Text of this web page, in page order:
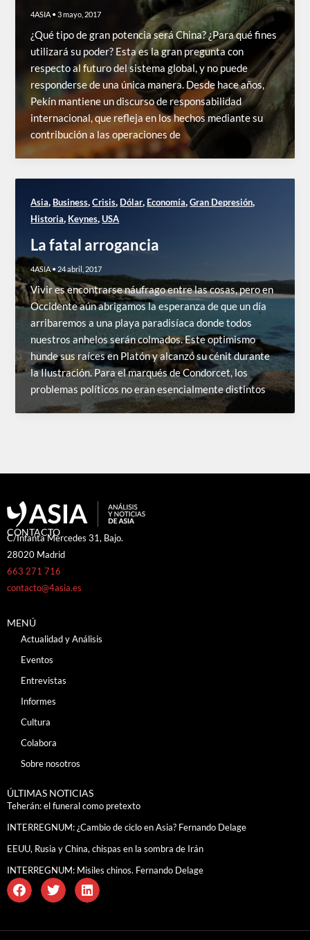
4ASIA •3 mayo, 2017
¿Qué tipo de gran potencia será China? ¿Para qué fines
utilizará su poder? Esta es la gran pregunta con
respecto al futuro del sistema global, y no puede
responderse de una única manera. Desde hace años,
Pekín mantiene un discurso de responsabilidad
internacional, que refleja en los hechos mediante su
contribución a las operaciones de
Asia, Business,Crisis, Dólar, Economía,Gran Depresión,
Historia, Keynes,USA
La fatal arrogancia
4ASIA•24 abril, 2017
Vivir es encontrarse náufrago entre las cosas, pero en
Occidente aún abrigamos la esperanza de que un día
arribaremos a una playa paradisíaca donde todos
nuestros anhelos serán colmados. Este optimismo
hunde sus raíces en Platón y alcanzó su cénit durante
la Ilustración. Para el marqués de Condorcet, los
problemas políticos no eran esencialmente distintos
CONTACTO
C/Infanta Mercedes 31, Bajo.
28020 Madrid
663 271 716
contacto@4asia.es
MENÚ
Actualidad y Análisis
Eventos
Entrevistas
Informes
Cultura
Colabora
Sobre nosotros
ÚLTIMAS NOTICIAS
Teherán: el funeral como pretexto
INTERREGNUM: ¿Cambio de ciclo en Asia? Fernando Delage
EEUU, Rusia y China, chispas en la sombra de Irán
INTERREGNUM: Misiles chinos. Fernando Delage